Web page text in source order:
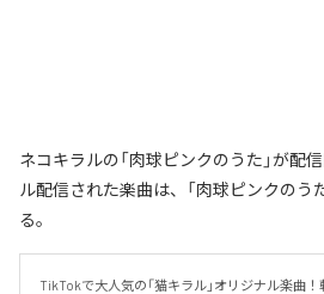
ネコキラルの「肉球ピンクのうた」が配
ル配信された楽曲は、「肉球ピンクのう
る。
TikTokで大人気の「猫キラル」オリジナル楽曲